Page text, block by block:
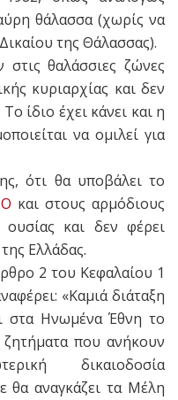
θάλασσα (χωρίς να
της Θάλασσας).
θαλάσσιες ζώνες
κυριαρχίας και δεν
ίδιο έχει κάνει και η
να ομιλεί για
ότι θα υποβάλει το
και στους αρμόδιους
και δεν φέρει
Ελλάδας.
2 του Κεφαλαίου 1
«Καμιά διάταξη
στα Ηνωμένα Έθνη το
που ανήκουν
δικαιοδοσία
θα αναγκάζει τα Μέλη